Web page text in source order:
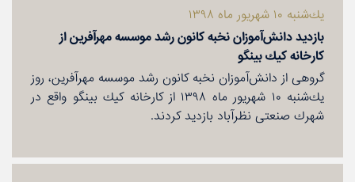
یك‌شنبه ۱۰ شهریور ماه ۱۳۹۸
بازدید دانش‌آموزان نخبه كانون رشد موسسه مهرآفرین از
كارخانه كیك بینگو
گروهی از دانش‌آموزان نخبه كانون رشد موسسه مهرآفرین، روز
یك‌شنبه ۱۰ شهریور ماه ۱۳۹۸ از كارخانه كیك بینگو واقع در
شهرك صنعتی نظرآباد بازدید كردند.